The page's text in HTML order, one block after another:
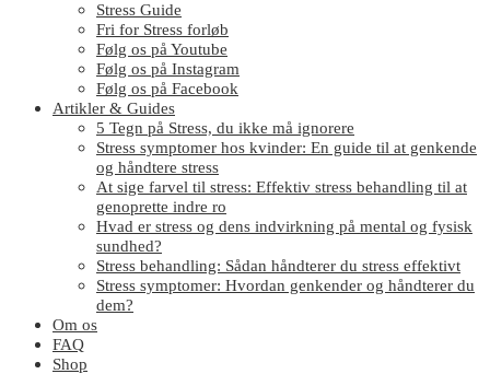
Stress Guide
Fri for Stress forløb
Følg os på Youtube
Følg os på Instagram
Følg os på Facebook
Artikler & Guides
5 Tegn på Stress, du ikke må ignorere
Stress symptomer hos kvinder: En guide til at genkende
og håndtere stress
At sige farvel til stress: Effektiv stress behandling til at
genoprette indre ro
Hvad er stress og dens indvirkning på mental og fysisk
sundhed?
Stress behandling: Sådan håndterer du stress effektivt
Stress symptomer: Hvordan genkender og håndterer du
dem?
Om os
FAQ
Shop